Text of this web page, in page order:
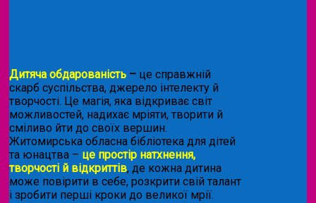
Дитяча обдарованість – це справжній
скарб суспільства, джерело інтелекту й
творчості. Це магія, яка відкриває світ
можливостей, надихає мріяти, творити й
сміливо йти до своїх вершин.
Житомирська обласна бібліотека для дітей
та юнацтва – це простір натхнення,
творчості й відкриттів, де кожна дитина
може повірити в себе, розкрити свій талант
і зробити перші кроки до великої мрії.